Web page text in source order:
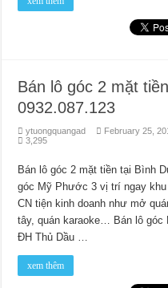
Bán lô góc 2 mặt
0932.087.123
ytuongquangad February 25,
3,295
Bán lô góc 2 mặt tiền tại Bình
góc Mỹ Phước 3 vị trí ngay
CN tiện kinh doanh như mở
tây, quán karaoke… Bán lô
ĐH Thủ Dầu …
xem thêm